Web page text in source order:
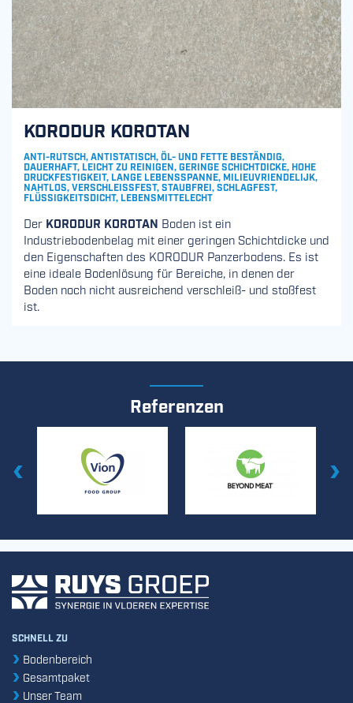
KORODUR KOROTAN
ANTI-RUTSCH, ANTISTATISCH, ÖL- UND FETTE BESTÄNDIG,
DAUERHAFT, LEICHT ZU REINIGEN, GERINGE SCHICHTDICKE, HOHE
DRUCKFESTIGKEIT, LANGE LEBENSSPANNE, MILIEUVRIENDELIJK,
NAHTLOS, VERSCHLEISSFEST, STAUBFREI, SCHLAGFEST, F
LÜSSIGKEITSDICHT, LEBENSMITTELECHT
Der KORODUR KOROTAN Boden ist ein
Industriebodenbelag mit einer geringen Schichtdicke und
den Eigenschaften des KORODUR Panzerbodens. Es ist
eine ideale Bodenlösung für Bereiche, in denen der
Boden noch nicht ausreichend verschleiß- und stoßfest
ist.
Referenzen
Vorige
SCHNELL ZU
Bodenbereich
Gesamtpaket
Unser Team